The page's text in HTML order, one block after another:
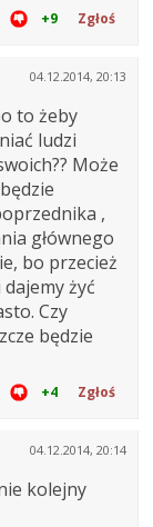
+9 Zgłoś
04.12.2014, 20:13
to żeby
ludzi
Może
,
głównego
bo przecież
żyć
Czy
będzie
+4 Zgłoś
04.12.2014, 20:14
kolejny